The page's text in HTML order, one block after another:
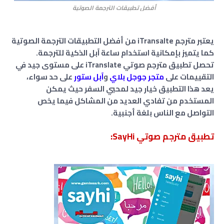
أفضل تطبيقات الترجمة الصوتية
يعتبر مترجم iTransalte من أفضل التطبيقات الترجمة الصوتية
كما يتميز بإمكانية استخدام ساعة آبل الذكية للترجمة.
تحصل تطبيق مترجم صوتي iTranslate على مستوى جيد في
التقييمات علىمتجر جوجل بلايوآبل ستورعلى حد سواء،
يعد هذا التطبيق خيار جيد لمحبي السفر حيث يمكن
المستخدم من تفادي العديد من المشاكل فيما يخص
التواصل مع الناس بلغة أجنبية.
تطبيق مترجم صوتي SayHi: